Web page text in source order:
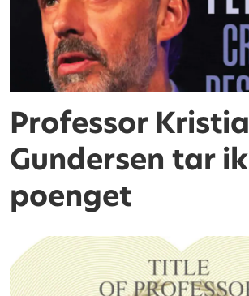
Professor
Gundersen tar
poenget